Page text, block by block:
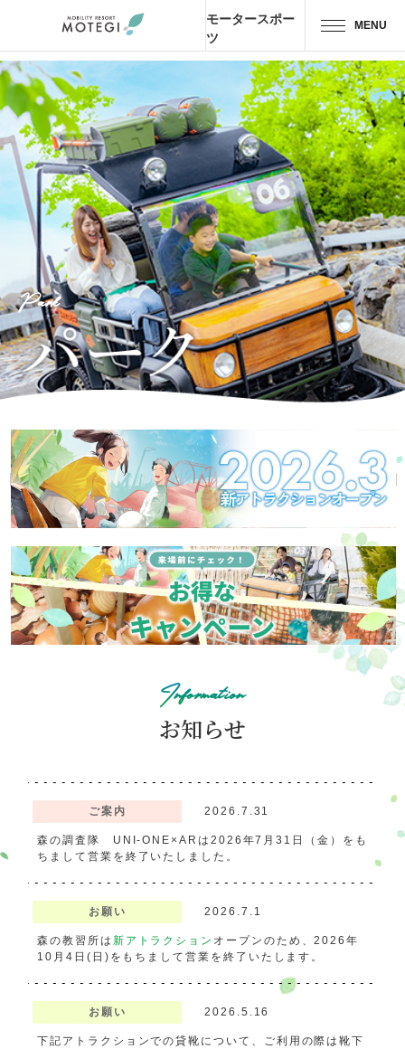
モータースポー
ツ
MENU
トップページ EN CH
エリア・施設
アトラクション・アクティビティ
モータースポーツ
ホテル・キャンプ
レストラン
アトラクション
待ち時間案内
イベント
場内マップ アクセス
サービスガイド アンケート
Park
Information
お知らせ
ご案内 2026.7.31
森の調査隊 UNI-ONE×ARは2026年7月31日（金）をも
ちまして営業を終了いたしました。
お願い 2026.7.1
森の教習所は 新アトラクション オープンのため、2026年
10月4日(日)をもちまして営業を終了いたします。
お願い 2026.5.16
下記アトラクションでの貸靴について、ご利用の際は靴下